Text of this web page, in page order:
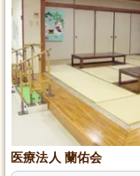
医療法人 蘭佑会